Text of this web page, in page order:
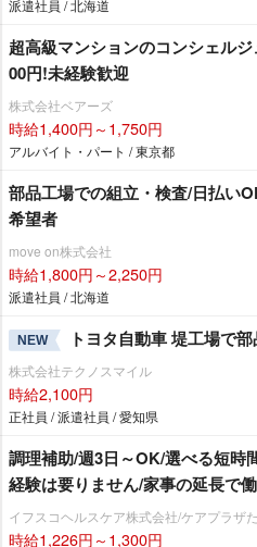
派遣社員 / 北海道
超高級マンションのコンシェル
00円!未経験歓迎
株式会社ベアーズ
時給1,400円～1,750円
アルバイト・パート / 東京都
部品工場での組立・検査/日払い
希望者
move on株式会社
時給1,800円～2,250円
派遣社員 / 北海道
NEW トヨタ自動車 堤工場で
株式会社テクノスマイル
時給2,100円
正社員 / 派遣社員 / 愛知県
調理補助/週3日～OK/選べる短時
経験は要りません/家事の延長で
イフスコヘルスケア株式会社/ケアプラザ
時給1,226円～1,300円